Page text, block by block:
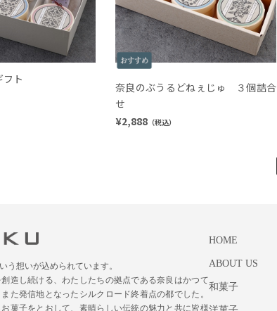
フト
奈良のぶうるどねぇじゅ ３個詰合
せ
¥2,888 （税込）
う想いが込められています。
造し続ける、わたしたちの拠点である奈良はかつて
た発信地となったシルクロード終着点の都でした。
菓子をとおして、素晴らしい伝統の魅力と共に皆様
HOME
ABOUT US
和菓子